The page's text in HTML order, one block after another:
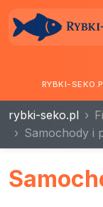
RYBKI-
rybki-seko.pl
Samochody i